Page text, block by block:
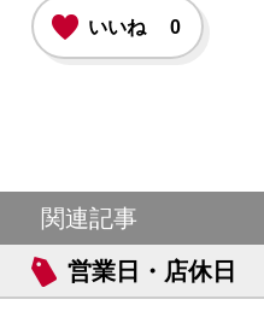
いいね 0
関連記事
営業日・店休日